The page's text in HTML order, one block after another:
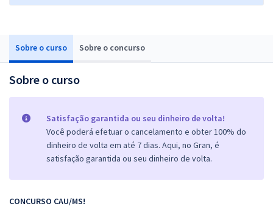
Sobre o curso Sobre o concurso
Sobre o curso
Satisfação garantida ou seu dinheiro de volta!
Você poderá efetuar o cancelamento e obter 100% do
dinheiro de volta em até 7 dias. Aqui, no Gran, é
satisfação garantida ou seu dinheiro de volta.
CONCURSO CAU/MS!